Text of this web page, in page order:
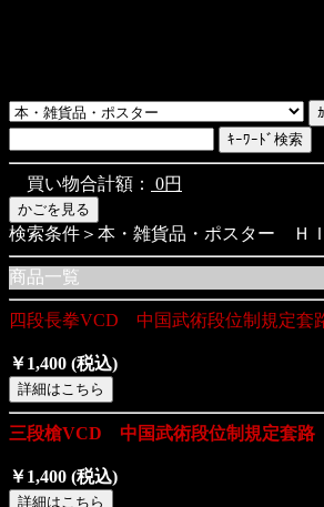
買い物合計額： 0円
検索条件＞本・雑貨品・ポスター Ｈ
商品一覧
四段長拳VCD 中国武術段位制規定套
￥1,400 (税込)
三段槍VCD 中国武術段位制規定套路
￥1,400 (税込)